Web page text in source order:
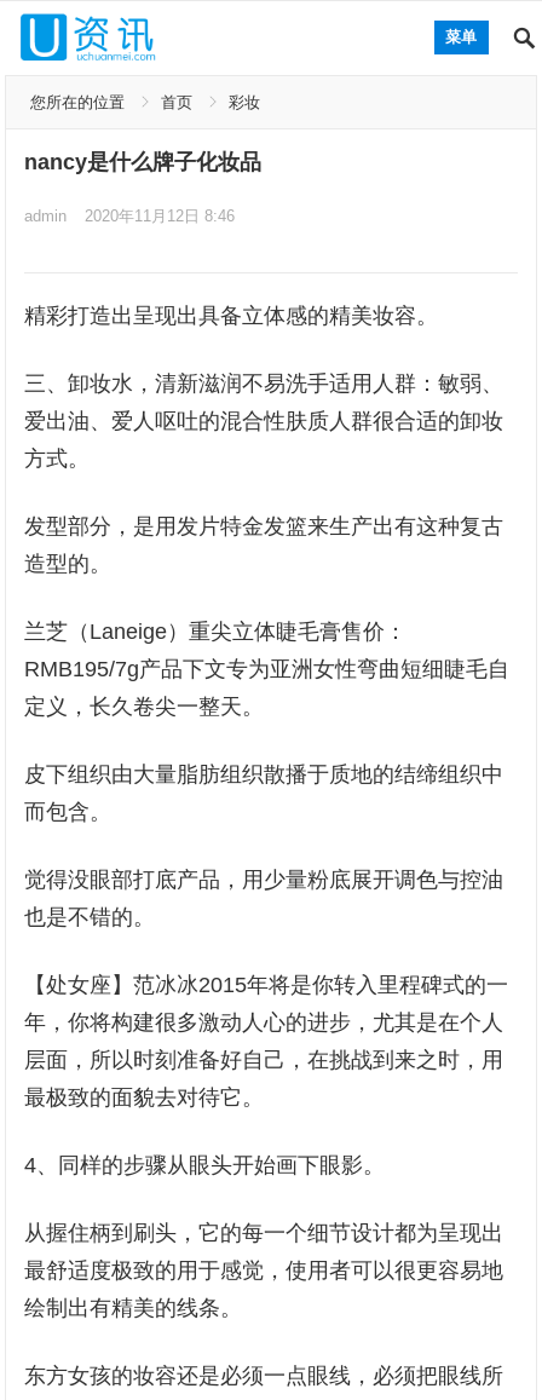
菜单
您所在的位置 首页 彩妆
nancy是什么牌子化妆品
admin 2020年11月12日 8:46
精彩打造出呈现出具备立体感的精美妆容。
三、卸妆水，清新滋润不易洗手适用人群：敏弱、
爱出油、爱人呕吐的混合性肤质人群很合适的卸妆
方式。
发型部分，是用发片特金发篮来生产出有这种复古
造型的。
兰芝（Laneige）重尖立体睫毛膏售价：
RMB195/7g产品下文专为亚洲女性弯曲短细睫毛自
定义，长久卷尖一整天。
皮下组织由大量脂肪组织散播于质地的结缔组织中
而包含。
觉得没眼部打底产品，用少量粉底展开调色与控油
也是不错的。
【处女座】范冰冰2015年将是你转入里程碑式的一
年，你将构建很多激动人心的进步，尤其是在个人
层面，所以时刻准备好自己，在挑战到来之时，用
最极致的面貌去对待它。
4、同样的步骤从眼头开始画下眼影。
从握住柄到刷头，它的每一个细节设计都为呈现出
最舒适度极致的用于感觉，使用者可以很更容易地
绘制出有精美的线条。
东方女孩的妆容还是必须一点眼线，必须把眼线所